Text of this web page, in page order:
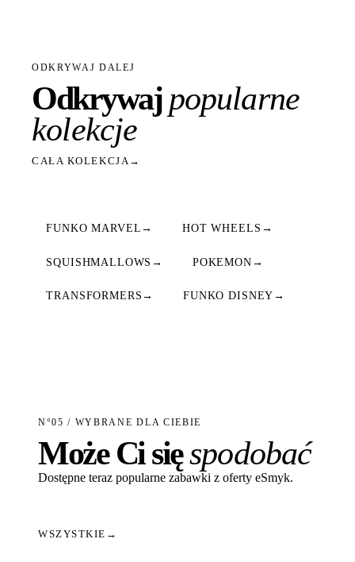
ODKRYWAJ DALEJ
Odkrywajpopularne
kolekcje
CAŁA KOLEKCJA →
FUNKO MARVEL → HOT WHEELS →
SQUISHMALLOWS → POKEMON →
TRANSFORMERS → FUNKO DISNEY →
N°05 / WYBRANE DLA CIEBIE
Może Ci sięspodobać
Dostępne teraz popularne zabawki z oferty eSmyk.
WSZYSTKIE →